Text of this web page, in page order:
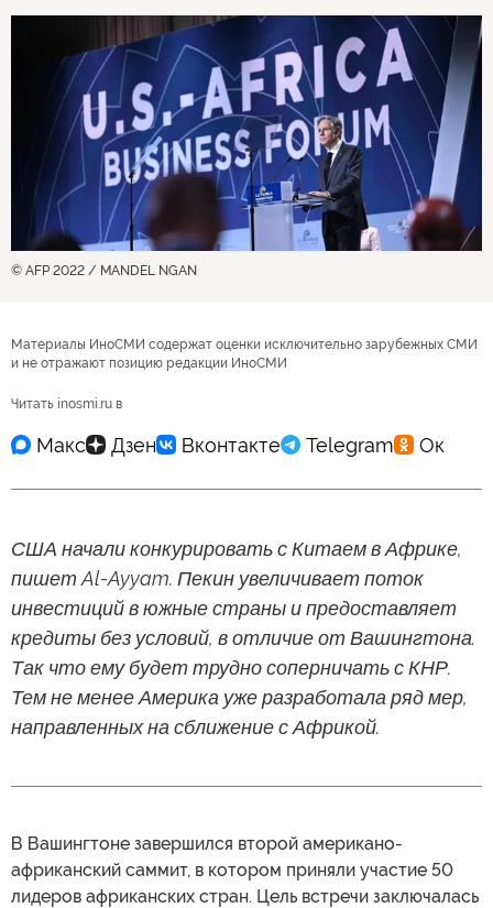
© AFP 2022 / MANDEL NGAN
Материалы ИноСМИ содержат оценки исключительно зарубежных СМИ
и не отражают позицию редакции ИноСМИ
Читать inosmi.ru в
США начали конкурировать с Китаем в Африке,
пишет Al-Ayyam. Пекин увеличивает поток
инвестиций в южные страны и предоставляет
кредиты без условий, в отличие от Вашингтона.
Так что ему будет трудно соперничать с КНР.
Тем не менее Америка уже разработала ряд мер,
направленных на сближение с Африкой.
В Вашингтоне завершился второй американо-
африканский саммит, в котором приняли участие 50
лидеров африканских стран. Цель встречи заключалась